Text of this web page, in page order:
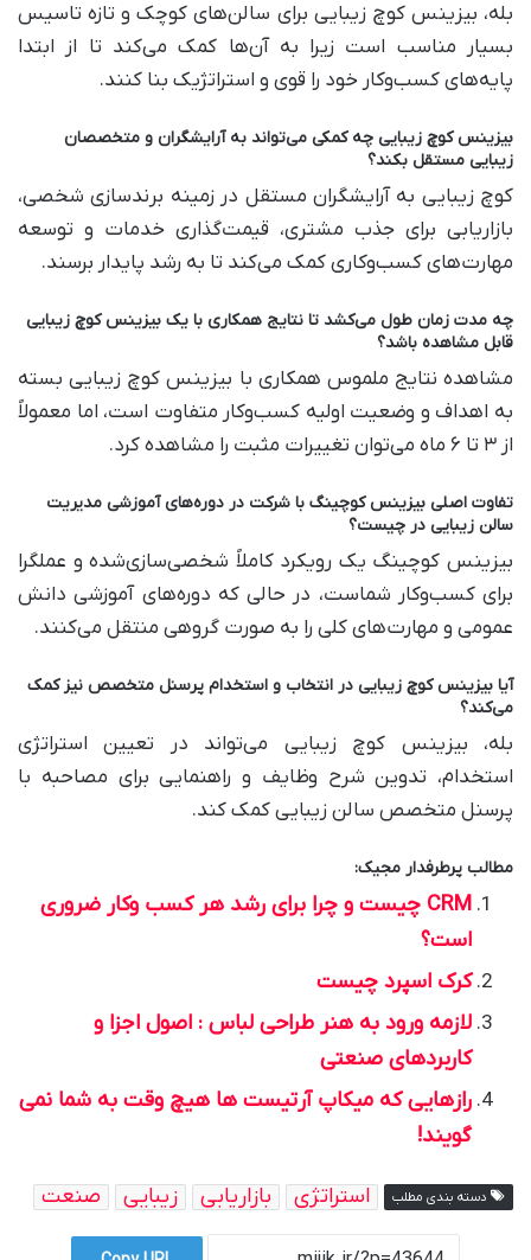
بله، بیزینس کوچ زیبایی برای سالن‌های کوچک و تازه تاسیس
بسیار مناسب است زیرا به آن‌ها کمک می‌کند تا از ابتدا
پایه‌های کسب‌وکار خود را قوی و استراتژیک بنا کنند.
بیزینس کوچ زیبایی چه کمکی می‌تواند به آرایشگران و متخصصان
زیبایی مستقل بکند؟
کوچ زیبایی به آرایشگران مستقل در زمینه برندسازی شخصی،
بازاریابی برای جذب مشتری، قیمت‌گذاری خدمات و توسعه
مهارت‌های کسب‌وکاری کمک می‌کند تا به رشد پایدار برسند.
چه مدت زمان طول می‌کشد تا نتایج همکاری با یک بیزینس کوچ زیبایی
قابل مشاهده باشد؟
مشاهده نتایج ملموس همکاری با بیزینس کوچ زیبایی بسته
به اهداف و وضعیت اولیه کسب‌وکار متفاوت است، اما معمولاً
از ۳ تا ۶ ماه می‌توان تغییرات مثبت را مشاهده کرد.
تفاوت اصلی بیزینس کوچینگ با شرکت در دوره‌های آموزشی مدیریت
سالن زیبایی در چیست؟
بیزینس کوچینگ یک رویکرد کاملاً شخصی‌سازی‌شده و عملگرا
برای کسب‌وکار شماست، در حالی که دوره‌های آموزشی دانش
عمومی و مهارت‌های کلی را به صورت گروهی منتقل می‌کنند.
آیا بیزینس کوچ زیبایی در انتخاب و استخدام پرسنل متخصص نیز کمک
می‌کند؟
بله، بیزینس کوچ زیبایی می‌تواند در تعیین استراتژی
استخدام، تدوین شرح وظایف و راهنمایی برای مصاحبه با
پرسنل متخصص سالن زیبایی کمک کند.
مطالب پرطرفدار مجیک:
CRM چیست و چرا برای رشد هر کسب وکار ضروری
است؟
کرک اسپرد چیست
لازمه ورود به هنر طراحی لباس : اصول اجزا و
کاربردهای صنعتی
رازهایی که میکاپ آرتیست ها هیچ وقت به شما نمی
گویند!
دسته بندی مطلب استراتژی بازاریابی زیبایی صنعت